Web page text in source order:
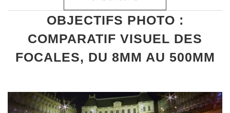
OBJECTIFS PHOTO :
COMPARATIF VISUEL DES
FOCALES, DU 8MM AU 500MM